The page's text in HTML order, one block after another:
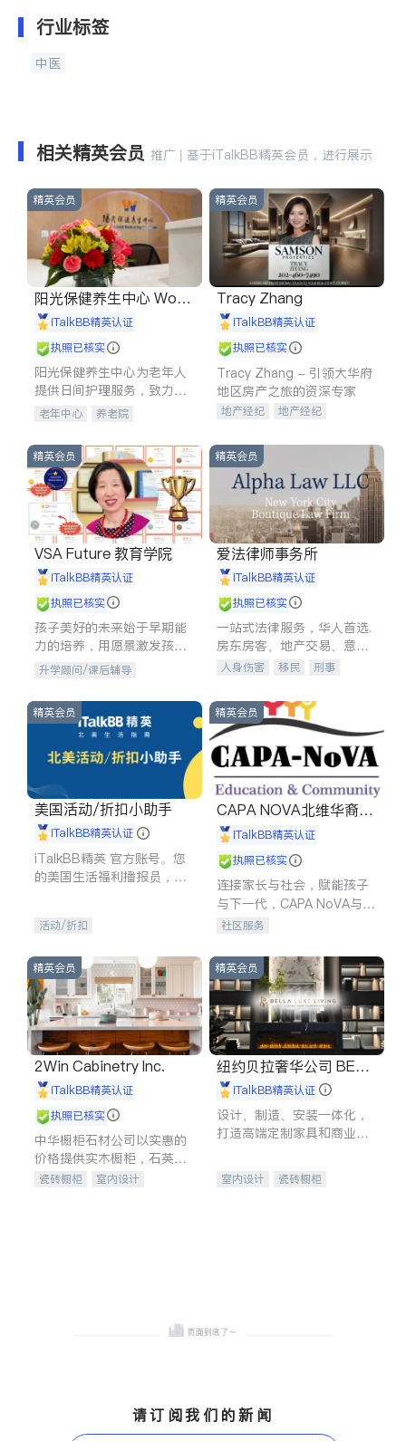
行业标签
中医
相关精英会员 推广 | 基于iTalkBB精英会员，进行展示
精英会员
阳光保健养生中心 World
shine
iTalkBB精英认证
执照已核实
阳光保健养生中心为老年人
提供日间护理服务，致力于
通过持续的护理创新来有效
老年中心 养老院
精英会员
Tracy Zhang
iTalkBB精英认证
执照已核实
Tracy Zhang - 引领大华府
地区房产之旅的资深专家
地产经纪
地产经纪
商铺租售
精英会员
VSA Future 教育学院
iTalkBB精英认证
执照已核实
孩子美好的未来始于早期能
力的培养，用愿景激发孩子
的学习潜力和动力。理念：
拥有成长型心态是成功的基
石。
升学顾问/课后辅导
精英会员
爱法律师事务所
iTalkBB精英认证
执照已核实
一站式法律服务，华人首选.
房东房客、地产交易、意外
伤害、车祸重伤、商业诉
建筑合同、刑事案件全包办
人身伤害 移民
刑事
信托/遗嘱
商业
索赔
律师-其它 保释
精英会员
美国活动/折扣小助手
iTalkBB精英认证
iTalkBB精英 官方账号。您
的美国生活福利播报员，精
专属福利。
活动/折扣
精英会员
CAPA NOVA北维华裔家
长会iTalkBB精英认证
执照已核实
连接家长与社会，赋能孩子
与下一代，CAPA NoVA与您
携手建设包容、公平、充满
社区服务
精英会员
2Win Cabinetry Inc.
iTalkBB精英认证
执照已核实
中华橱柜石材公司以实惠的
价格提供实木橱柜，石英石
台面，多种优质不锈钢水
瓷砖橱柜
室内设计
精英会员
纽约贝拉奢华公司 BELL
A LUXE
iTalkBB精英认证
设计、制造、安装一体化，
打造高端定制家具和商业空
室内设计
瓷砖橱柜
请订阅我们的新闻